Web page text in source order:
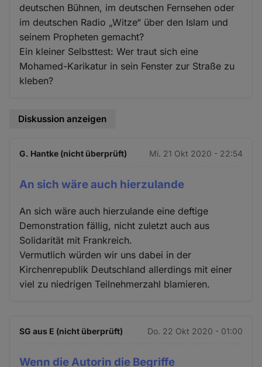
deutschen Bühnen, im deutschen Fernsehen oder
im deutschen Radio „Witze“ über den Islam und
seinem Propheten gemacht?
Ein kleiner Selbsttest: Wer traut sich eine
Mohamed-Karikatur in sein Fenster zur Straße zu
kleben?
Diskussion anzeigen
G. Hantke (nicht überprüft) Mi. 21 Okt 2020 - 22:54
An sich wäre auch hierzulande
An sich wäre auch hierzulande eine deftige
Demonstration fällig, nicht zuletzt auch aus
Solidarität mit Frankreich.
Vermutlich würden wir uns dabei in der
Kirchenrepublik Deutschland allerdings mit einer
viel zu niedrigen Teilnehmerzahl blamieren.
SG aus E (nicht überprüft) Do. 22 Okt 2020 - 01:00
Wenn die Autorin die Begriffe